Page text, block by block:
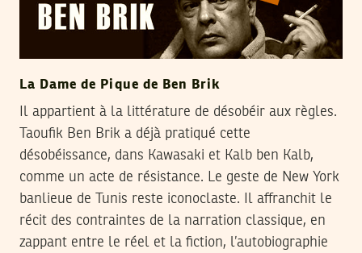
La Dame de Pique de Ben Brik
Il appartient à la littérature de désobéir aux règles.
Taoufik Ben Brik a déjà pratiqué cette
désobéissance, dans Kawasaki et Kalb ben Kalb,
comme un acte de résistance. Le geste de New York
banlieue de Tunis reste iconoclaste. Il affranchit le
récit des contraintes de la narration classique, en
zappant entre le réel et la fiction, l’autobiographie